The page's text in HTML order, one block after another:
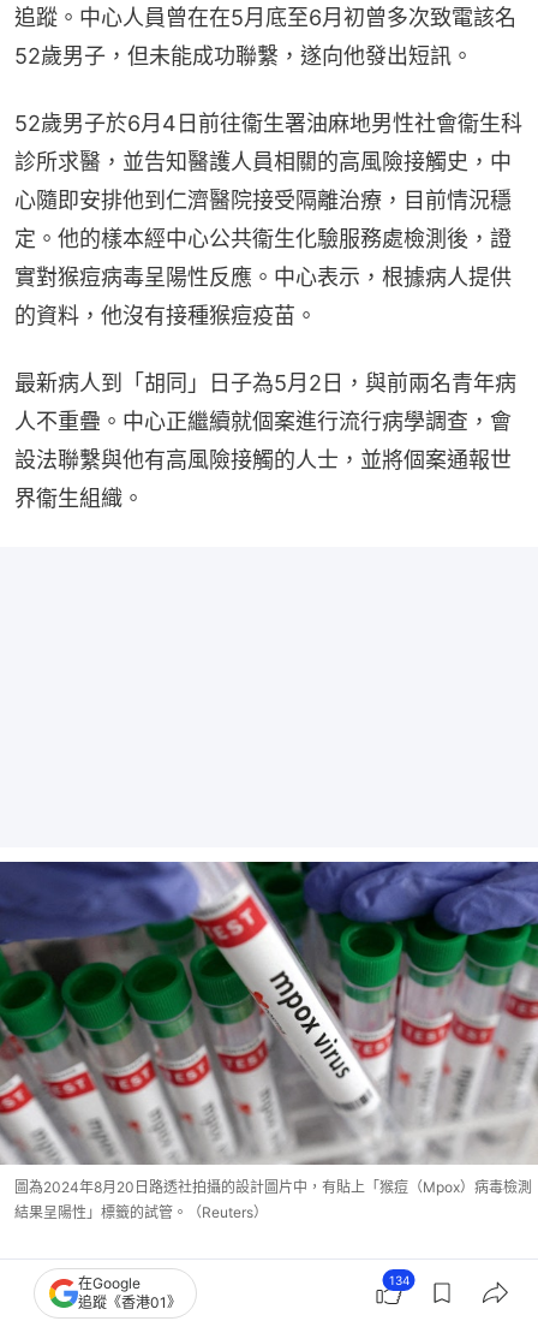
追蹤。中心人員曾在在5月底至6月初曾多次致電該名
52歲男子，但未能成功聯繫，遂向他發出短訊。
52歲男子於6月4日前往衞生署油麻地男性社會衞生科
診所求醫，並告知醫護人員相關的高風險接觸史，中
心隨即安排他到仁濟醫院接受隔離治療，目前情況穩
定。他的樣本經中心公共衞生化驗服務處檢測後，證
實對猴痘病毒呈陽性反應。中心表示，根據病人提供
的資料，他沒有接種猴痘疫苗。
最新病人到「胡同」日子為5月2日，與前兩名青年病
人不重疊。中心正繼續就個案進行流行病學調查，會
設法聯繫與他有高風險接觸的人士，並將個案通報世
界衞生組織。
圖為2024年8月20日路透社拍攝的設計圖片中，有貼上「猴痘（Mpox）病毒檢測
結果呈陽性」標籤的試管。（Reuters）
衞生防護中心表示，繼續密切跟進調查涉及「胡同」
的個案，現時已成功聯絡約300名曾於五月一日或之
在Google
追蹤《香港01》
134